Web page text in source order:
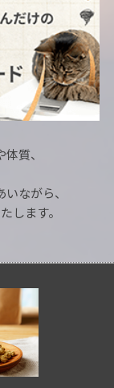
質、
ながら、
します。